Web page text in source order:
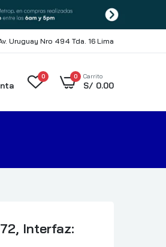
Uruguay Nro 494 Tda. 16 Lima
0 0 Carrito
S/ 0.00
Interfaz: